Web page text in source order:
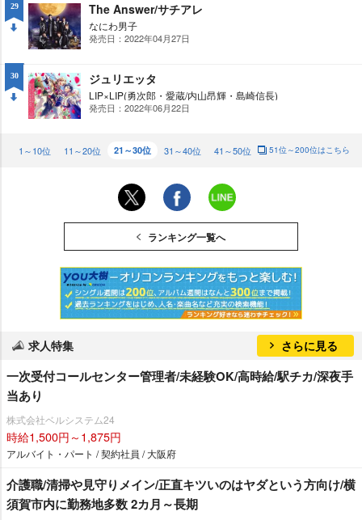
29
WN
The Answer/サチアレ
なにわ男子
発売日：2022年04月27日
30 ジュリエッタ
LIP×LIP(勇次郎・愛蔵/内山昂輝・島崎信長)
発売日：2022年06月22日
1～10位 11～20位 21～30位 31～40位 41～50位 51位～200位はこちら
ランキング一覧へ
求人特集 さらに見る
一次受付コールセンター管理者/未経験OK/高時給/駅チカ/深夜手
当あり
株式会社ベルシステム24
時給1,500円～1,875円
アルバイト・パート / 契約社員 / 大阪府
介護職/清掃や見守りメイン/正直キツいのはヤダという方向け/横
須賀市内に勤務地多数 2カ月～長期